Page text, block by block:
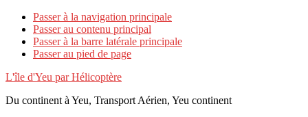
Passer à la navigation principale
Passer au contenu principal
Passer à la barre latérale principale
Passer au pied de page
L'île d'Yeu par Hélicoptère
Du continent à Yeu, Transport Aérien, Yeu continent